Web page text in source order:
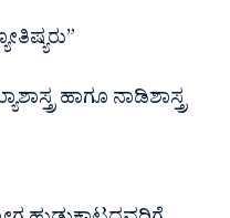
ಹಾಗೂ ನಾಡಿಶಾಸ್ತ್ರ